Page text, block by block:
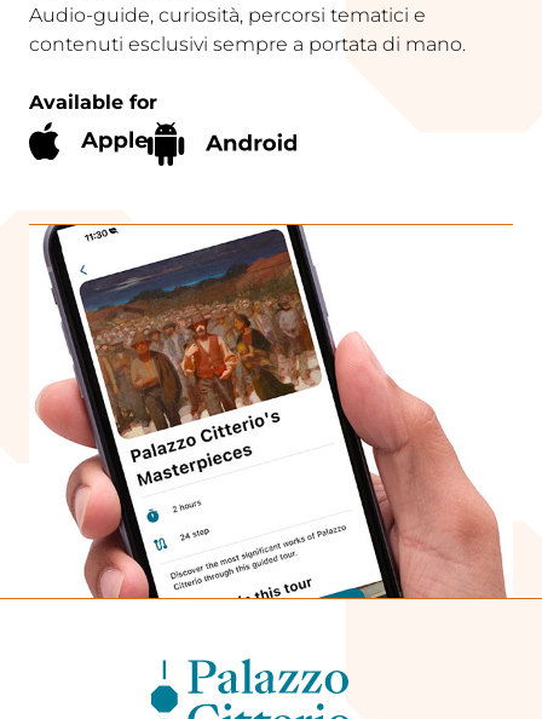
Audio-guide, curiosità, percorsi tematici e
contenuti esclusivi sempre a portata di mano.
Available for